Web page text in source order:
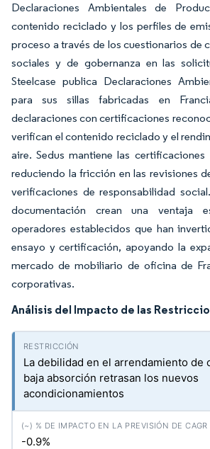
Declaraciones Ambientales de
contenido reciclado y los perfiles de
proceso a través de los cuestionarios de
sociales y de gobernanza en las
Steelcase publica Declaraciones
para sus sillas fabricadas en
declaraciones con certificaciones
verifican el contenido reciclado y el
aire. Sedus mantiene las certificaciones
reduciendo la fricción en las revisiones
verificaciones de responsabilidad
documentación crean una ventaja
operadores establecidos que han
ensayo y certificación, apoyando la
mercado de mobiliario de oficina de
corporativas.
Análisis del Impacto de las
La debilidad en el arrendamiento de
baja absorción retrasan los nuevos
acondicionamientos
-0.9%